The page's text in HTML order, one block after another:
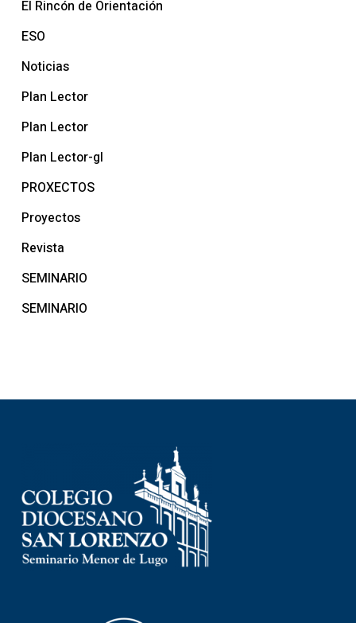
El Rincón de Orientación
ESO
Noticias
Plan Lector
Plan Lector
Plan Lector-gl
PROXECTOS
Proyectos
Revista
SEMINARIO
SEMINARIO